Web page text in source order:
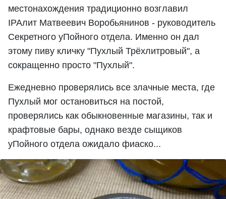
местонахождения традиционно возглавил
IPAлит Матвеевич Воробьянинов - руководитель
Секретного уПойного отдела. Именно он дал
этому пиву кличку "Пухлый Трёхлитровый", а
сокращенно просто "Пухлый".
Ежедневно проверялись все злачные места, где
Пухлый мог остановиться на постой,
проверялись как обыкновенные магазины, так и
крафтовые бары, однако везде сыщиков
уПойного отдела ожидало фиаско...